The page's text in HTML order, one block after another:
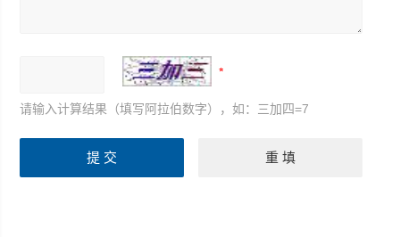
请输入计算结果（填写阿拉伯数字），如：三加四=7